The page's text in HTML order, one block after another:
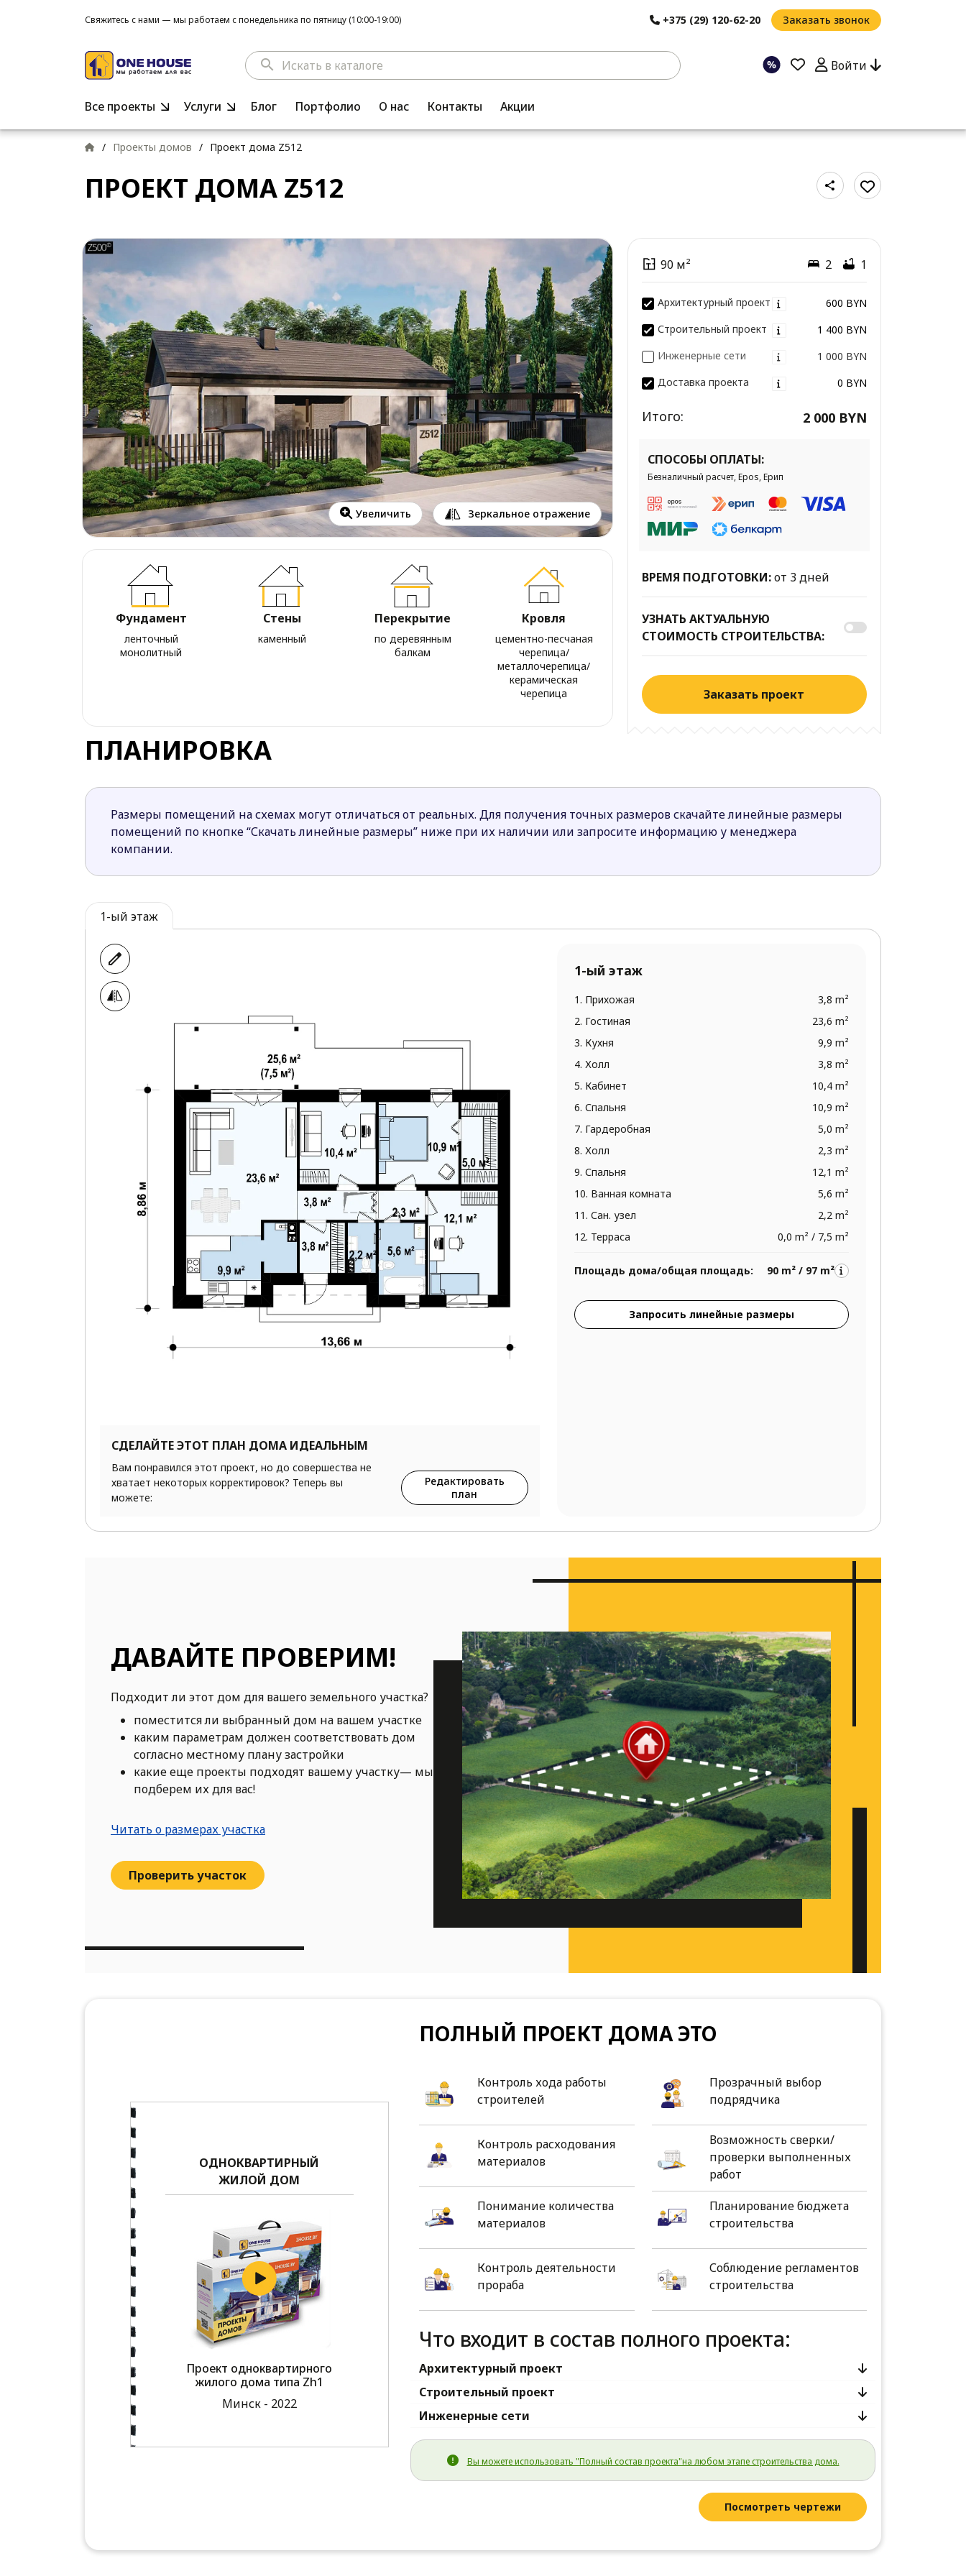
Свяжитесь с нами — мы работаем с понедельника по пятницу (10:00-19:00) +375 (29) 120-62-20 Заказать звонок
search Войти
Все проекты Услуги Блог Портфолио О нас Контакты Акции
/ Проекты домов / Проект дома Z512
ПРОЕКТ ДОМА Z512
Увеличить Зеркальное отражение
Фундамент
ленточный
монолитный
Стены
каменный
Перекрытие
по деревянным
балкам
Кровля
цементно-песчаная
черепица/
металлочерепица/
керамическая
черепица
90 м² 2 1
Архитектурный проект
600 BYN
Строительный проект
1 400 BYN
Инженерные сети
1 000 BYN
Доставка проекта
0 BYN
Итого: 2 000 BYN
СПОСОБЫ ОПЛАТЫ:
Безналичный расчет, Epos, Ерип
ВРЕМЯ ПОДГОТОВКИ:от 3 дней
УЗНАТЬ АКТУАЛЬНУЮ
СТОИМОСТЬ СТРОИТЕЛЬСТВА:
Заказать проект
ПЛАНИРОВКА
Размеры помещений на схемах могут отличаться от реальных. Для получения точных размеров скачайте линейные размеры
помещений по кнопке “Скачать линейные размеры” ниже при их наличии или запросите информацию у менеджера
компании.
1-ый этаж
СДЕЛАЙТЕ ЭТОТ ПЛАН ДОМА ИДЕАЛЬНЫМ
Вам понравился этот проект, но до совершества не
хватает некоторых корректировок? Теперь вы
можете:
Редактировать
план
1-ый этаж
1. Прихожая
3,8 m²
2. Гостиная
23,6 m²
3. Кухня
9,9 m²
4. Холл
3,8 m²
5. Кабинет
10,4 m²
6. Спальня
10,9 m²
7. Гардеробная
5,0 m²
8. Холл
2,3 m²
9. Спальня
12,1 m²
10. Ванная комната
5,6 m²
11. Сан. узел
2,2 m²
12. Терраса
0,0 m² / 7,5 m²
Площадь дома/общая площадь: 90 m² / 97 m²
Запросить линейные размеры
ДАВАЙТЕ ПРОВЕРИМ!
Подходит ли этот дом для вашего земельного участка?
поместится ли выбранный дом на вашем участке
каким параметрам должен соответствовать дом
согласно местному плану застройки
какие еще проекты подходят вашему участку— мы
подберем их для вас!
Читать о размерах участка
Проверить участок
ОДНОКВАРТИРНЫЙ
ЖИЛОЙ ДОМ
Проект одноквартирного
жилого дома типа Zh1
Минск - 2022
ПОЛНЫЙ ПРОЕКТ ДОМА ЭТО
Контроль хода работы
строителей
Прозрачный выбор
подрядчика
Контроль расходования
материалов
Возможность сверки/
проверки выполненных
работ
Понимание количества
материалов
Планирование бюджета
строительства
Контроль деятельности
прораба
Соблюдение регламентов
строительства
Что входит в состав полного проекта:
Архитектурный проект
Строительный проект
Инженерные сети
Вы можете использовать "Полный состав проекта"на любом этапе строительства дома.
Посмотреть чертежи